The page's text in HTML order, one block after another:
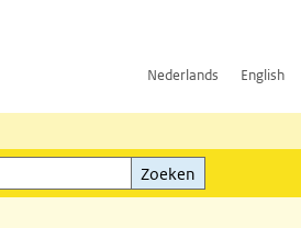
Nederlands English
Zoeken